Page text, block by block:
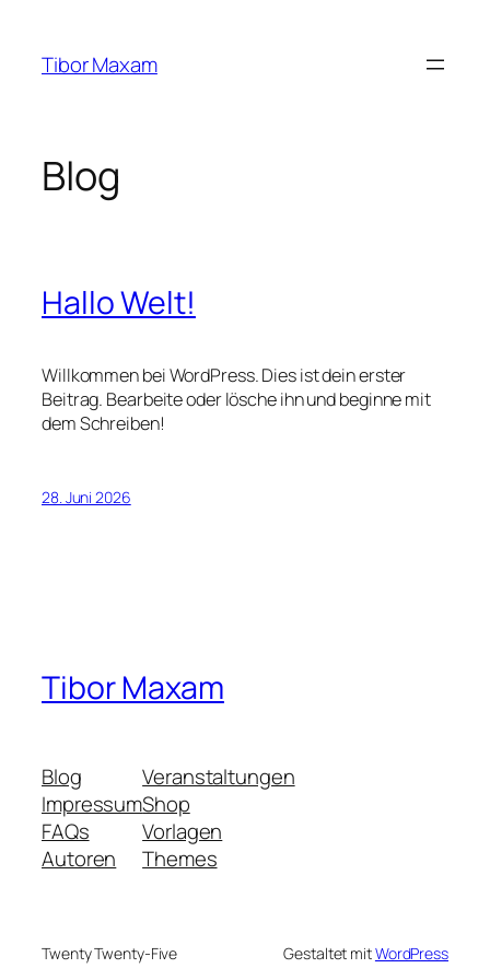
springen
Tibor Maxam
Blog
Hallo Welt!
Willkommen bei WordPress. Dies ist dein erster
Beitrag. Bearbeite oder lösche ihn und beginne mit
dem Schreiben!
28. Juni 2026
Tibor Maxam
Blog
Impressum
FAQs
Autoren
Veranstaltungen
Shop
Vorlagen
Themes
Twenty Twenty-Five Gestaltet mitWordPress